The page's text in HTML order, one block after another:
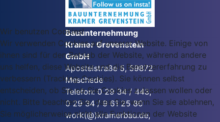
Bauunternehmung
Kramer Grevenstein
GmbH
Apostelstraße 5, 59872
Meschede
Telefon: 0 29 34 / 443,
0 29 34 / 9 61 25 80
work(@)kramerbau.de,
Wir benutzen Cookies!
Wir verwenden Cookies auf unserer Website. Einige von
ihnen sind für den Betrieb der Website, während andere
uns helfen, diese Website und die Benutzererfahrung zu
verbessern (Tracking-Cookies). Sie können selbst
entscheiden, ob Sie ob Sie Cookies zulassen wollen oder
nicht. Bitte beachten Sie, dass Sie, wenn Sie sie ablehnen,
Sie möglicherweise nicht alle Funktionen der Website